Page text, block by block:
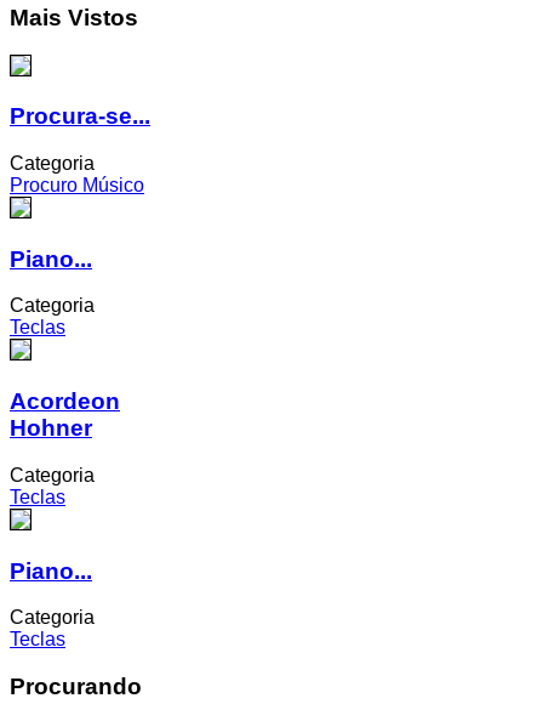
Mais Vistos
Procura-se...
Categoria
Procuro Músico
Piano...
Categoria
Teclas
Acordeon
Hohner
Categoria
Teclas
Piano...
Categoria
Teclas
Procurando